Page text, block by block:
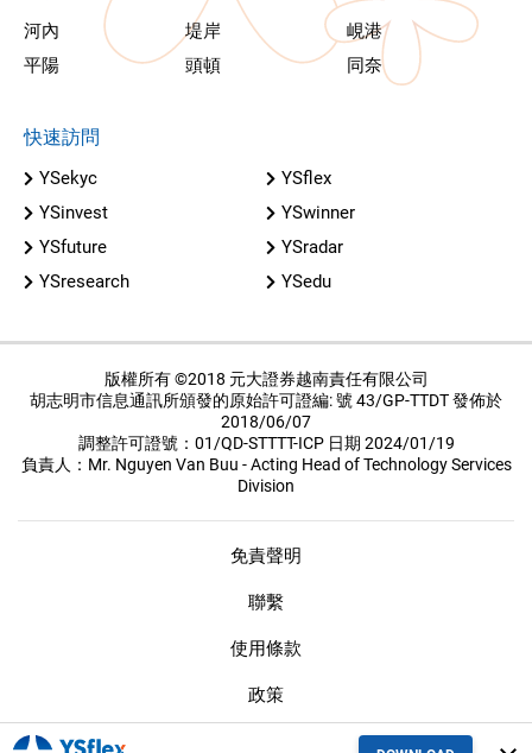
河內 堤岸
峴港
平陽
頭頓 同奈
快速訪問
YSekyc
YSflex
YSinvest
YSwinner
YSfuture
YSradar
YSresearch
YSedu
版權所有 ©2018 元大證券越南責任有限公司
胡志明市信息通訊所頒發的原始許可證編: 號 43/GP-TTDT 發佈於
2018/06/07
調整許可證號：01/QD-STTTT-ICP 日期 2024/01/19
負責人：Mr. Nguyen Van Buu - Acting Head of Technology Services
Division
免責聲明
聯繫
使用條款
政策